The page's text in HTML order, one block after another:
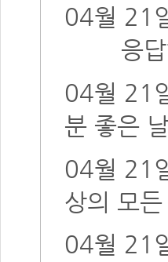
04월 21
응
04월 21
분 좋은
04월 21
상의 모
04월 21